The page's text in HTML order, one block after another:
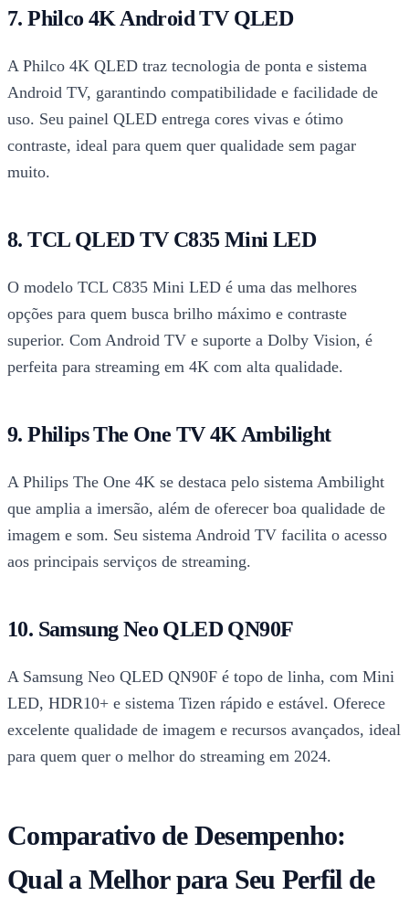
7. Philco 4K Android TV QLED
A Philco 4K QLED traz tecnologia de ponta e sistema
Android TV, garantindo compatibilidade e facilidade de
uso. Seu painel QLED entrega cores vivas e ótimo
contraste, ideal para quem quer qualidade sem pagar
muito.
8. TCL QLED TV C835 Mini LED
O modelo TCL C835 Mini LED é uma das melhores
opções para quem busca brilho máximo e contraste
superior. Com Android TV e suporte a Dolby Vision, é
perfeita para streaming em 4K com alta qualidade.
9. Philips The One TV 4K Ambilight
A Philips The One 4K se destaca pelo sistema Ambilight
que amplia a imersão, além de oferecer boa qualidade de
imagem e som. Seu sistema Android TV facilita o acesso
aos principais serviços de streaming.
10. Samsung Neo QLED QN90F
A Samsung Neo QLED QN90F é topo de linha, com Mini
LED, HDR10+ e sistema Tizen rápido e estável. Oferece
excelente qualidade de imagem e recursos avançados, ideal
para quem quer o melhor do streaming em 2024.
Comparativo de Desempenho:
Qual a Melhor para Seu Perfil de